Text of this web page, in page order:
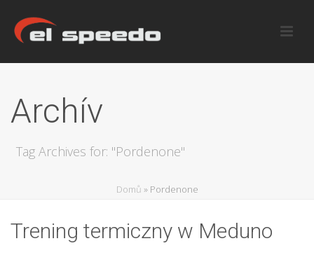
Archív
Tag Archives for: "Pordenone"
Domů » Pordenone
Trening termiczny w Meduno